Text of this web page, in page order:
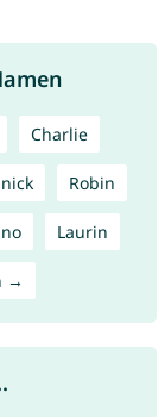
Charlie
Robin
Laurin
→